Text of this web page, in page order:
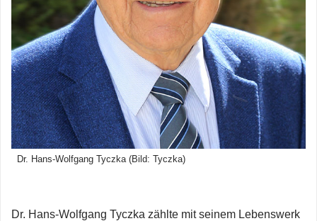
Dr. Hans-Wolfgang Tyczka (Bild: Tyczka)
Dr. Hans‑Wolfgang Tyczka zählte mit seinem Lebenswerk